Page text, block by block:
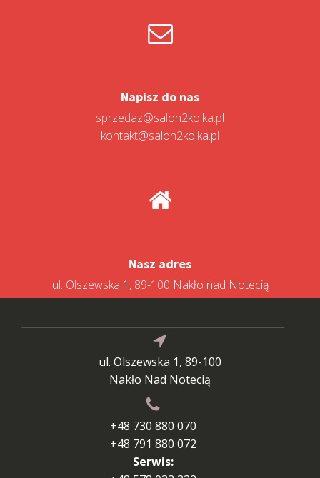
Napisz do nas
sprzedaz@salon2kolka.pl
kontakt@salon2kolka.pl
Nasz adres
ul. Olszewska 1, 89-100 Nakło nad Notecią
ul. Olszewska 1, 89-100
Nakło Nad Notecią
+48 730 880 070
+48 791 880 072
Serwis: